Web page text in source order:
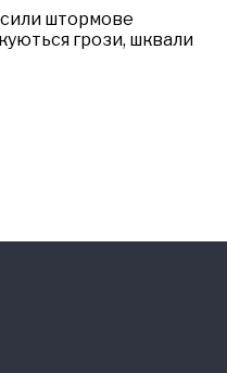
штормове
грози, шквали